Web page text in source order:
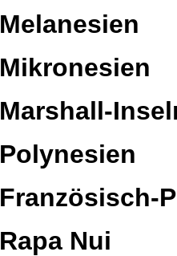
Melanesien
Mikronesien
Marshall-
Polynesien
Französisch-
Rapa Nui